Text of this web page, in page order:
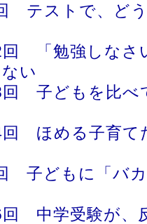
テストで、ど
回 「勉強しなさ
い
回 子どもを比べ
回 ほめる子育て
子どもに「バ
回 中学受験が、